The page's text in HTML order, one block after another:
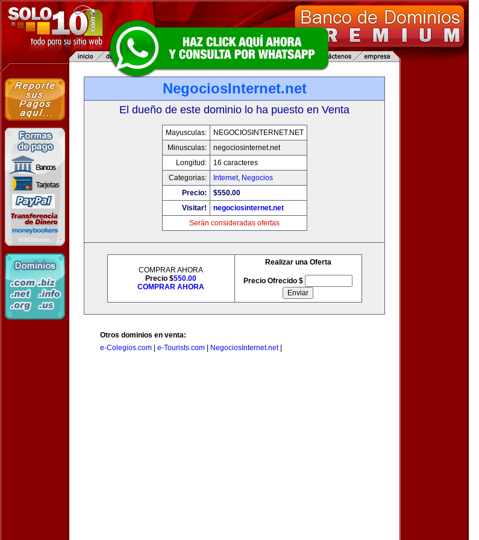
NegociosInternet.net
El dueño de este dominio lo ha puesto en Venta
Mayusculas:
NEGOCIOSINTERNET.NET
Minusculas:
negociosinternet.net
Longitud:
16 caracteres
Categorias:
Internet, Negocios
Precio:
$550.00
Visitar!
negociosinternet.net
Serán consideradas ofertas
COMPRAR AHORA
Precio $550.00
COMPRAR AHORA
Realizar una Oferta
Precio Ofrecido $
Otros dominios en venta:
e-Colegios.com
e-Tourists.com NegociosInternet.net|